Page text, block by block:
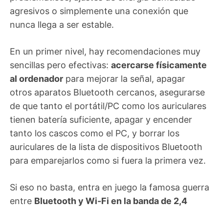
agresivos o simplemente una conexión que
nunca llega a ser estable.
En un primer nivel, hay recomendaciones muy
sencillas pero efectivas: acercarse físicamente
al ordenador para mejorar la señal, apagar
otros aparatos Bluetooth cercanos, asegurarse
de que tanto el portátil/PC como los auriculares
tienen batería suficiente, apagar y encender
tanto los cascos como el PC, y borrar los
auriculares de la lista de dispositivos Bluetooth
para emparejarlos como si fuera la primera vez.
Si eso no basta, entra en juego la famosa guerra
entre Bluetooth y Wi‑Fi en la banda de 2,4